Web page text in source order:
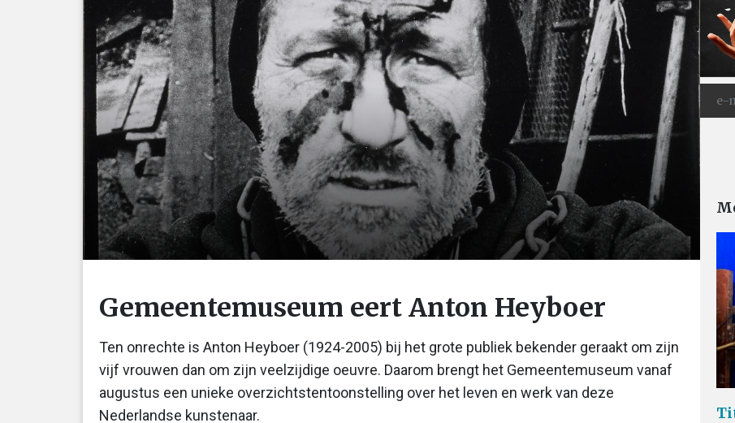
Gemeentemuseum eert Anton Heyboer
Ten onrechte is Anton Heyboer (1924-2005) bij het grote publiek bekender geraakt om zijn
vijf vrouwen dan om zijn veelzijdige oeuvre. Daarom brengt het Gemeentemuseum vanaf
augustus een unieke overzichtstentoonstelling over het leven en werk van deze
Nederlandse kunstenaar.